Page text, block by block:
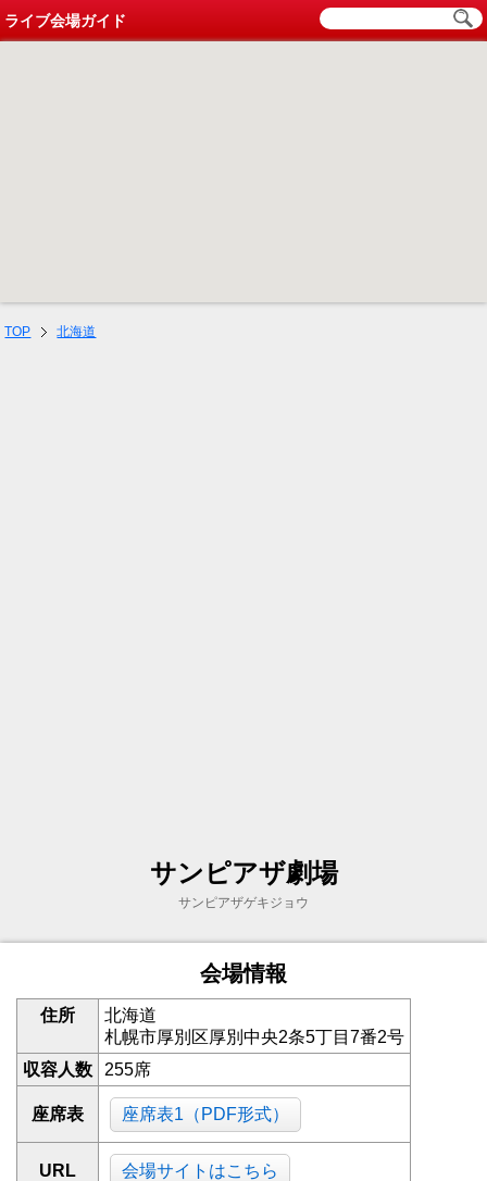
ライブ会場ガイド
TOP 北海道
サンピアザ劇場
サンピアザゲキジョウ
会場情報
住所
北海道
札幌市厚別区厚別中央2条5丁目7番2号
収容人数
255席
座席表 座席表1（PDF形式）
URL 会場サイトはこちら